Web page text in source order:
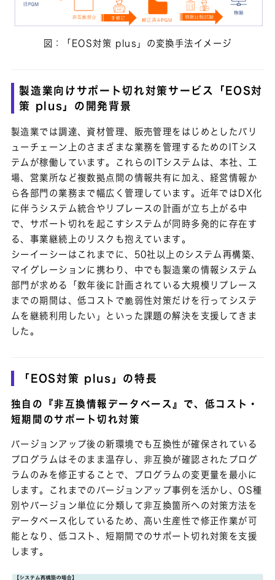
図：「EOS対策 plus」の変換手法イメージ
製造業向けサポート切れ対策サービス「EOS対
策 plus」の開発背景
製造業では調達、資材管理、販売管理をはじめとしたバリ
ューチェーン上のさまざまな業務を管理するためのITシス
テムが稼働しています。これらのITシステムは、本社、工
場、営業所など複数拠点間の情報共有に加え、経営情報か
ら各部門の業務まで幅広く管理しています。近年ではDX化
に伴うシステム統合やリプレースの計画が立ち上がる中
で、サポート切れを起こすシステムが同時多発的に存在す
る、事業継続上のリスクも抱えています。
シーイーシーはこれまでに、50社以上のシステム再構築、
マイグレーションに携わり、中でも製造業の情報システム
部門が求める「数年後に計画されている大規模リプレース
までの期間は、低コストで脆弱性対策だけを行ってシステ
ムを継続利用したい」といった課題の解決を支援してきま
した。
「EOS対策 plus」の特長
独自の『非互換情報データベース』で、低コスト・
短期間のサポート切れ対策
バージョンアップ後の新環境でも互換性が確保されている
プログラムはそのまま温存し、非互換が確認されたプログ
ラムのみを修正することで、プログラムの変更量を最小に
します。これまでのバージョンアップ事例を活かし、OS種
別やバージョン単位に分類して非互換箇所への対策方法を
データベース化しているため、高い生産性で修正作業が可
能となり、低コスト、短期間でのサポート切れ対策を支援
します。